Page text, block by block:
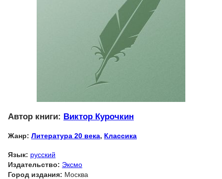
Автор книги: Виктор Курочкин
Жанр: Литература 20 века, Классика
Язык: русский
Издательство: Эксмо
Город издания: Москва